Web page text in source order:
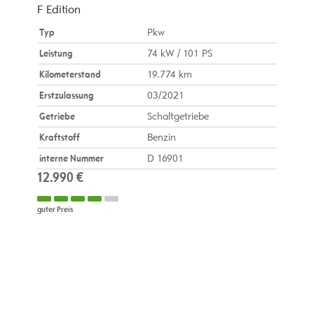
F Edition
Typ
Pkw
Leistung
74 kW / 101 PS
Kilometerstand
19.774 km
Erstzulassung
03/2021
Getriebe
Schaltgetriebe
Kraftstoff
Benzin
interne Nummer
D 16901
12.990 €
guter Preis